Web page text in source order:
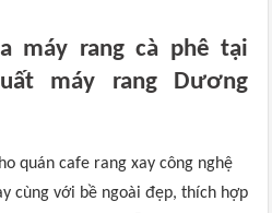
máy rang cà phê tại
máy rang Dương
quán cafe rang xay công nghệ
cùng với bề ngoài đẹp, thích hợp